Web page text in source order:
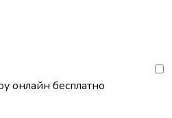
онлайн бесплатно